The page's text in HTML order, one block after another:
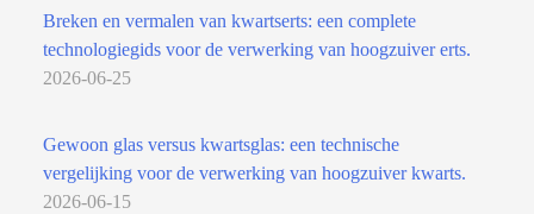
Breken en vermalen van kwartserts: een complete
technologiegids voor de verwerking van hoogzuiver erts.
2026-06-25
Gewoon glas versus kwartsglas: een technische
vergelijking voor de verwerking van hoogzuiver kwarts.
2026-06-15